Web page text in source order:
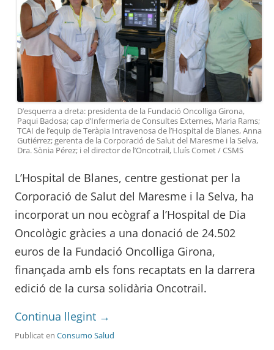
D’esquerra a dreta: presidenta de la Fundació Oncolliga Girona,
Paqui Badosa; cap d’Infermeria de Consultes Externes, Maria Rams;
TCAI de l’equip de Teràpia Intravenosa de l’Hospital de Blanes, Anna
Gutiérrez; gerenta de la Corporació de Salut del Maresme i la Selva,
Dra. Sònia Pérez; i el director de l’Oncotrail, Lluís Comet / CSMS
L’Hospital de Blanes, centre gestionat per la
Corporació de Salut del Maresme i la Selva, ha
incorporat un nou ecògraf a l’Hospital de Dia
Oncològic gràcies a una donació de 24.502
euros de la Fundació Oncolliga Girona,
finançada amb els fons recaptats en la darrera
edició de la cursa solidària Oncotrail.
Continua llegint →
Publicat en Consumo Salud